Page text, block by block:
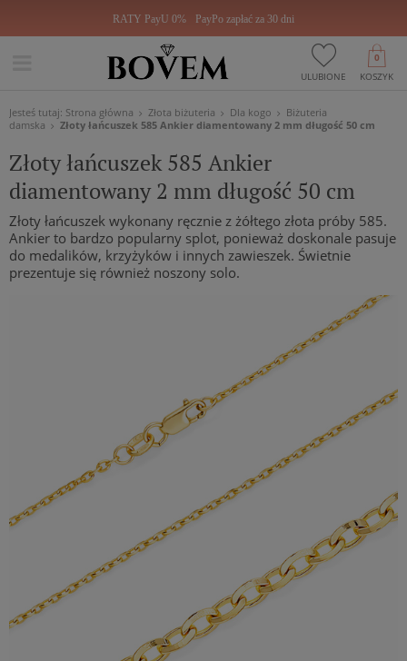
RATY PayU 0% PayPo zapłać za 30 dni
ULUBIONE KOSZYK
0
Jesteś tutaj: Strona główna Złota biżuteria Dla kogo
Biżuteria
damska
Złoty łańcuszek 585 Ankier diamentowany 2 mm długość 50 cm
Złoty łańcuszek 585 Ankier
diamentowany 2 mm długość 50 cm
Złoty łańcuszek wykonany ręcznie z żółtego złota próby 585.
Ankier to bardzo popularny splot, ponieważ doskonale pasuje
do medalików, krzyżyków i innych zawieszek. Świetnie
prezentuje się również noszony solo.